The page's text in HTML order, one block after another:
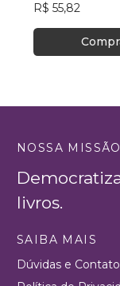
R$ 55,82
NOSSA MISSÃO
livros.
SAIBA MAIS
Dúvidas e Contato